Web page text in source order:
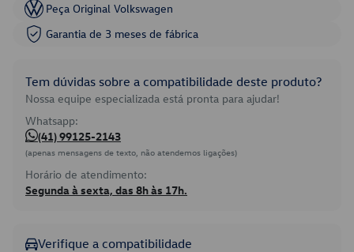
Peça Original Volkswagen
Garantia de 3 meses de fábrica
Tem dúvidas sobre a compatibilidade deste produto?
Nossa equipe especializada está pronta para ajudar!
Whatsapp:
(41) 99125-2143
(apenas mensagens de texto, não atendemos ligações)
Horário de atendimento:
Segunda à sexta, das 8h às 17h.
Verifique a compatibilidade